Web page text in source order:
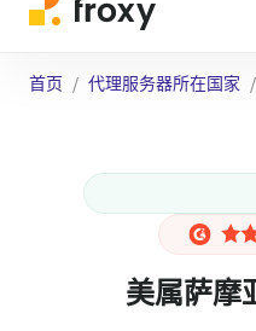
首页 代理服务器所在国家
美属萨摩